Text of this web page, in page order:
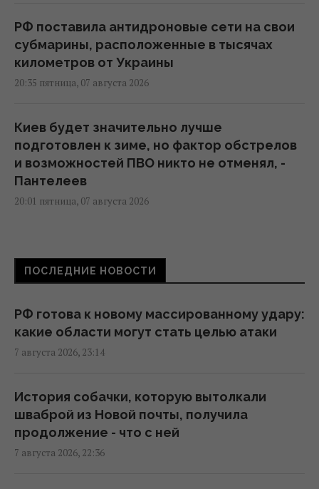
РФ поставила антидроновые сети на свои
субмарины, расположенные в тысячах
километров от Украины
20:35 пятница, 07 августа 2026
Киев будет значительно лучше
подготовлен к зиме, но фактор обстрелов
и возможностей ПВО никто не отменял, -
Пантелеев
20:01 пятница, 07 августа 2026
первого официального визита
19:52 пятница, 07 августа 2026
Дипломатическое контрнаступление
Украины на Вашингтон захлебнулось, – The
База ФСБ, корабли и ЗРК "Бук": Мадяр
раскрыл результаты ударов по
ПОСЛЕДНИЕ НОВОСТИ
РФ готова к новому массированному удару:
какие области могут стать целью атаки
7 августа 2026, 23:14
История собачки, которую вытолкали
шваброй из Новой почты, получила
продолжение - что с ней
7 августа 2026, 22:36